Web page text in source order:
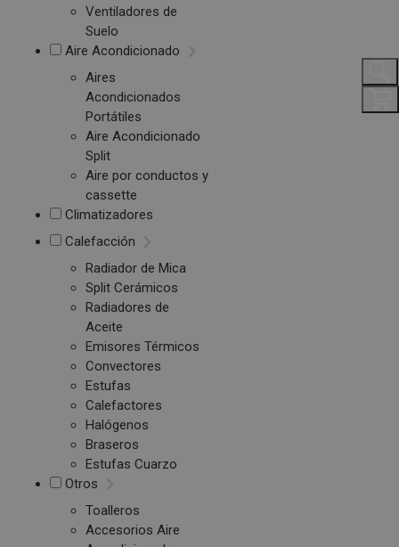
Ventiladores de
Suelo
Aire Acondicionado
Aires
Acondicionados
Portátiles
Aire Acondicionado
Split
Aire por conductos y
cassette
Climatizadores
Calefacción
Radiador de Mica
Split Cerámicos
Radiadores de
Aceite
Emisores Térmicos
Convectores
Estufas
Calefactores
Halógenos
Braseros
Estufas Cuarzo
Otros
Toalleros
Accesorios Aire